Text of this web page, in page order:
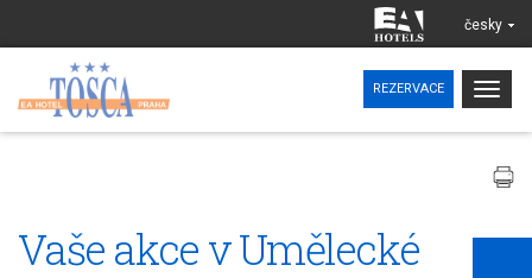
česky
REZERVACE
Vaše akce v Umělecké